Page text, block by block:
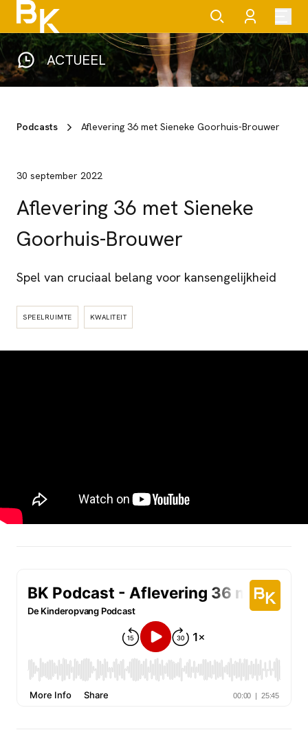
ACTUEEL
Podcasts Aflevering 36 met Sieneke Goorhuis-Brouwer
30 september 2022
Aflevering 36 met Sieneke
Goorhuis-Brouwer
Spel van cruciaal belang voor kansengelijkheid
SPEELRUIMTE KWALITEIT